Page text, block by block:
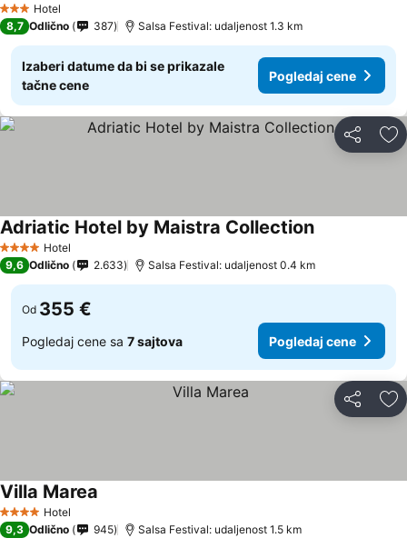
3 Zvezdice
Hotel
8,7 Odlično 387 Salsa Festival: udaljenost 1.3 km
Izaberi datume da bi se prikazale
tačne cene
Pogledaj cene
Deli
4 ZvezdiceHotel
Adriatic Hotel by Maistra Collection
9,6 Odlično 2.633 Salsa Festival: udaljenost 0.4 km
Od 355 €
Pogledaj cene sa 7 sajtova Pogledaj cene
Deli
4 ZvezdiceHotel
Villa Marea
9,3 Odlično 945 Salsa Festival: udaljenost 1.5 km